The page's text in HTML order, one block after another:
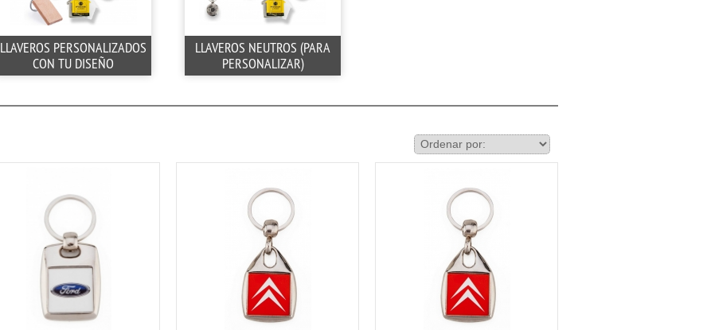
LLAVEROS PERSONALIZADOS
CON TU DISEÑO
LLAVEROS NEUTROS (PARA
PERSONALIZAR)